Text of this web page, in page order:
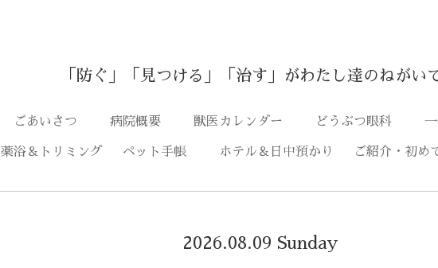
「防ぐ」「見つける」「治す」がわたし達のねがい
ごあいさつ 病院概要 獣医カレンダー どうぶつ眼科
薬浴＆トリミング ペット手帳 ホテル＆日中預かり ご紹介・初め
2026.08.09 Sunday